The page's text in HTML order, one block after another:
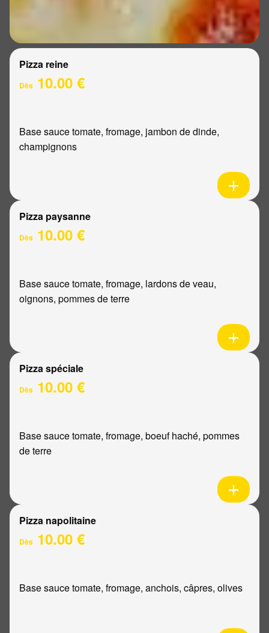
Pizza reine
Dès 10.00 €
Base sauce tomate, fromage, jambon de dinde,
champignons
Pizza paysanne
Dès 10.00 €
Base sauce tomate, fromage, lardons de veau,
oignons, pommes de terre
Pizza spéciale
Dès 10.00 €
Base sauce tomate, fromage, boeuf haché, pommes
de terre
Pizza napolitaine
Dès 10.00 €
Base sauce tomate, fromage, anchois, câpres, olives